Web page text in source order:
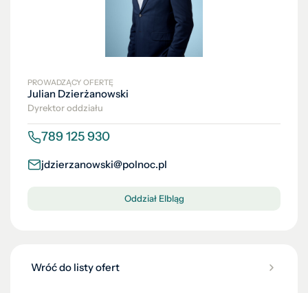
PROWADZĄCY OFERTĘ
Julian Dzierżanowski
Dyrektor oddziału
789 125 930
jdzierzanowski@polnoc.pl
Oddział Elbląg
Wróć do listy ofert